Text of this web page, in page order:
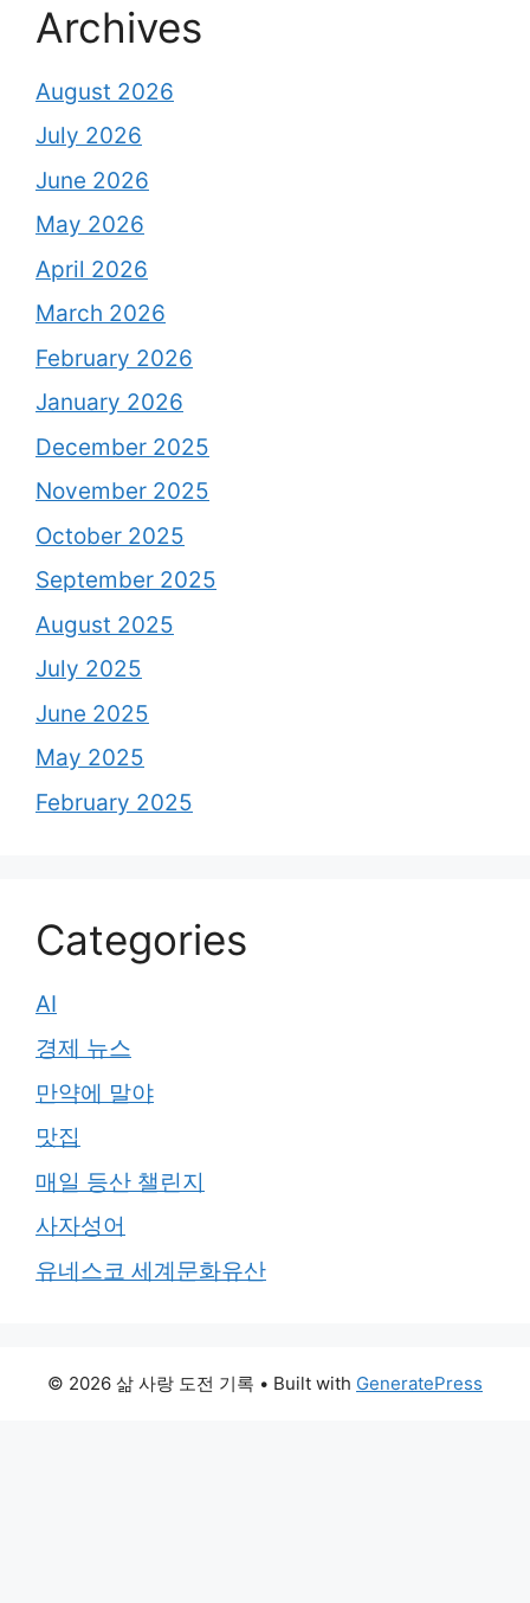
Archives
August 2026
July 2026
June 2026
May 2026
April 2026
March 2026
February 2026
January 2026
December 2025
November 2025
October 2025
September 2025
August 2025
July 2025
June 2025
May 2025
February 2025
Categories
AI
경제 뉴스
만약에 말야
맛집
매일 등산 챌린지
사자성어
유네스코 세계문화유산
© 2026 삶 사랑 도전 기록 • Built with GeneratePress